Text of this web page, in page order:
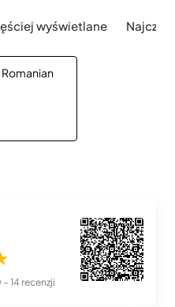
wyświetlane
Romanian
– 14 recenzji